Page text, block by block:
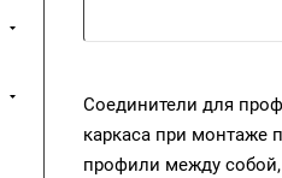
Соединители для
каркаса при монтаже
профили между собой,